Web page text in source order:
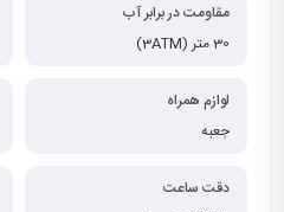
مقاومت در برابر آب
30 متر (3ATM)
لوازم همراه
جعبه
دقت ساعت